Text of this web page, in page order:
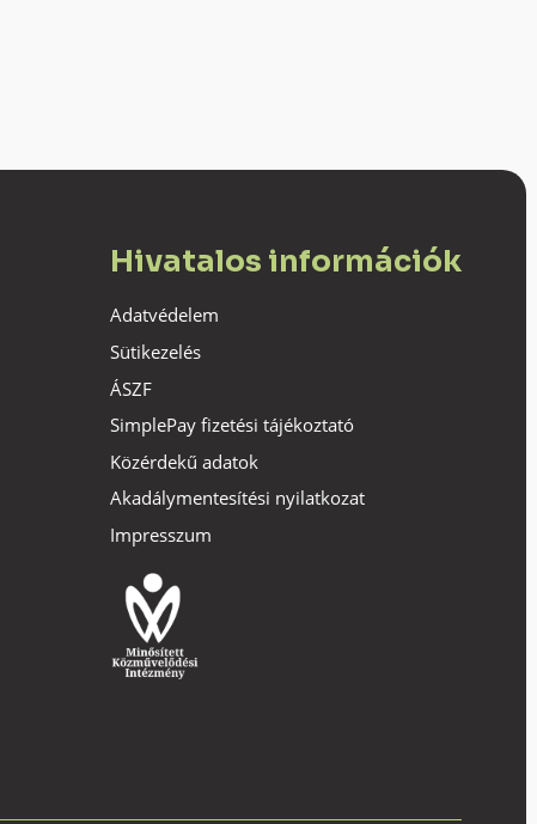
Hivatalos információk
Adatvédelem
Sütikezelés
ÁSZF
SimplePay fizetési tájékoztató
Közérdekű adatok
Akadálymentesítési nyilatkozat
Impresszum